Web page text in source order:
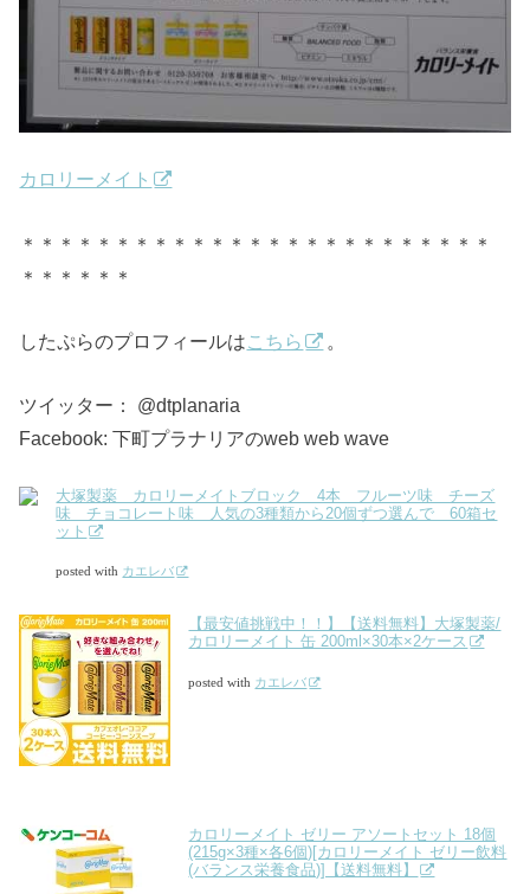
カロリーメイト
＊＊＊＊＊＊＊＊＊＊＊＊＊＊＊＊＊＊＊＊＊＊＊＊＊
＊＊＊＊＊＊
したぷらのプロフィールはこちら 。
ツイッター： @dtplanaria
Facebook: 下町プラナリアのweb web wave
大塚製薬 カロリーメイトブロック 4本 フルーツ味 チーズ
味 チョコレート味 人気の3種類から20個ずつ選んで 60箱セ
ット
posted with カエレバ
【最安値挑戦中！！】【送料無料】大塚製薬/
カロリーメイト 缶 200ml×30本×2ケース
posted with カエレバ
カロリーメイト ゼリー アソートセット 18個
(215g×3種×各6個)[カロリーメイト ゼリー飲料
(バランス栄養食品)]【送料無料】